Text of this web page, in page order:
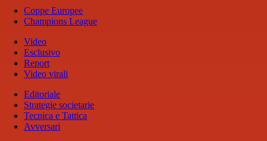
Coppe Europee
Champions League
Video
Esclusivo
Report
Video virali
Editoriale
Strategie societarie
Tecnica e Tattica
Avversari